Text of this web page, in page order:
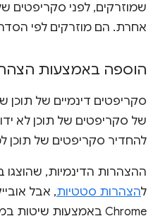
שמוזרקים, לפני סקריפטים
אחרת. הם מוזרקים לפי
הוספה באמצעות
סקריפטים דינמיים של
של סקריפטים של תוכן לא
להחדיר סקריפטים של תוכן
להצהרות סטטיות, אבל
Chrome באמצעות שיטות במרחב השמות